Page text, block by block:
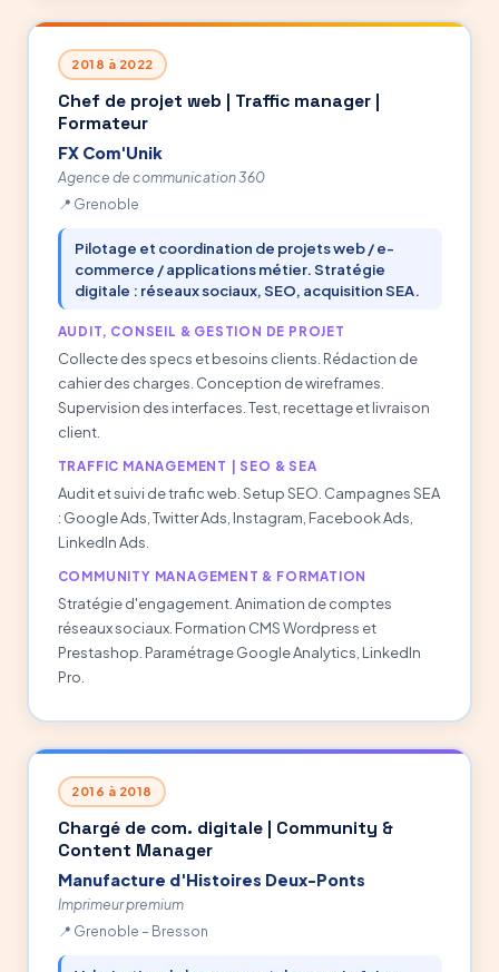
2018 à 2022
Chef de projet web | Traffic manager |
Formateur
FX Com'Unik
Agence de communication 360
Grenoble
Pilotage et coordination de projets web / e-
commerce / applications métier. Stratégie
digitale : réseaux sociaux, SEO, acquisition SEA.
AUDIT, CONSEIL & GESTION DE PROJET
Collecte des specs et besoins clients. Rédaction de
cahier des charges. Conception de wireframes.
Supervision des interfaces. Test, recettage et livraison
client.
TRAFFIC MANAGEMENT | SEO & SEA
Audit et suivi de trafic web. Setup SEO. Campagnes SEA
: Google Ads, Twitter Ads, Instagram, Facebook Ads,
LinkedIn Ads.
COMMUNITY MANAGEMENT & FORMATION
Stratégie d'engagement. Animation de comptes
réseaux sociaux. Formation CMS Wordpress et
Prestashop. Paramétrage Google Analytics, LinkedIn
Pro.
2016 à 2018
Chargé de com. digitale | Community &
Content Manager
Manufacture d'Histoires Deux-Ponts
Imprimeur premium
Grenoble – Bresson